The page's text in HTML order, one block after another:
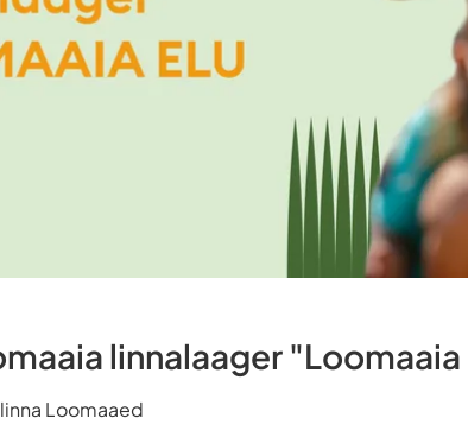
linnalaager
Loomaaed